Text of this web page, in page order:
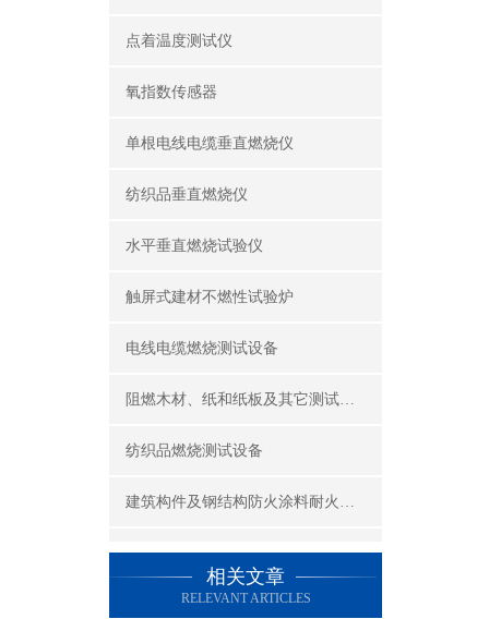
点着温度测试仪
氧指数传感器
单根电线电缆垂直燃烧仪
纺织品垂直燃烧仪
水平垂直燃烧试验仪
触屏式建材不燃性试验炉
电线电缆燃烧测试设备
阻燃木材、纸和纸板及其它测试设备
纺织品燃烧测试设备
建筑构件及钢结构防火涂料耐火性能试验设备
公共场所阻燃制品及组件燃烧性能测试设备
建筑材料及制品燃烧性能测试设备
相关文章
RELEVANT ARTICLES